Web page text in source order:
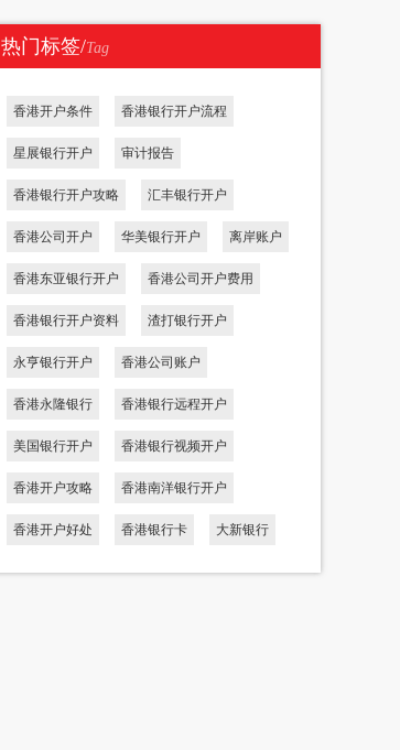
热门标签/Tag
香港开户条件 香港银行开户流程
星展银行开户 审计报告
香港银行开户攻略 汇丰银行开户
香港公司开户 华美银行开户 离岸账户
香港东亚银行开户 香港公司开户费用
香港银行开户资料 渣打银行开户
永亨银行开户 香港公司账户
香港永隆银行 香港银行远程开户
美国银行开户 香港银行视频开户
香港开户攻略 香港南洋银行开户
香港开户好处 香港银行卡 大新银行